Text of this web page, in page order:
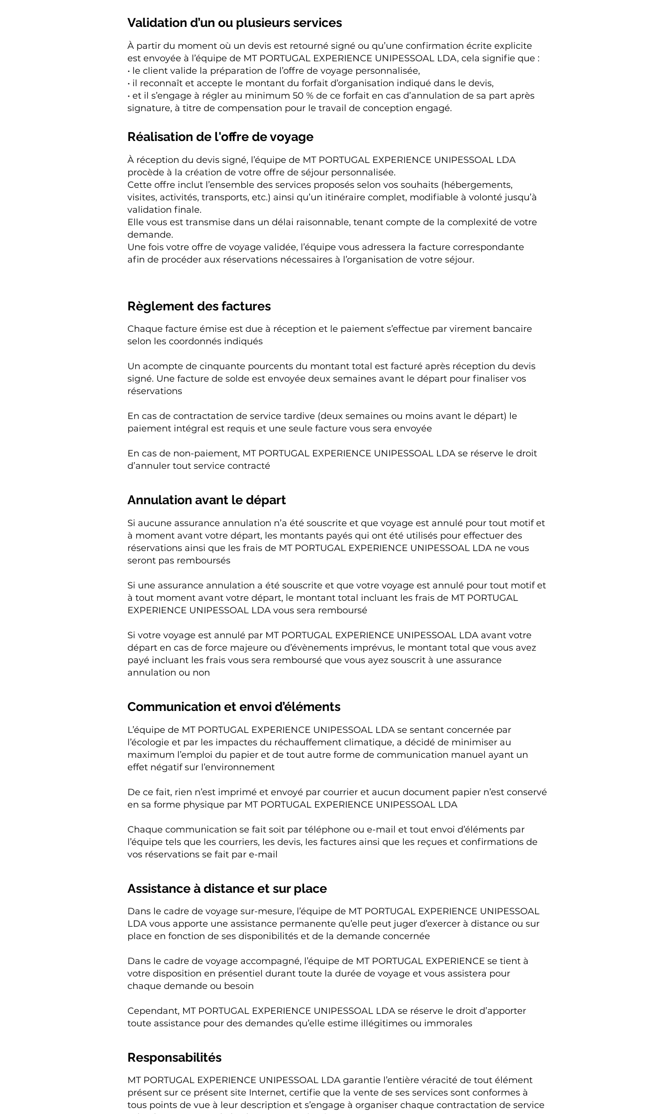
Validation d’un ou plusieurs services
À partir du moment où un devis est retourné signé ou qu’une confirmation écrite explicite
est envoyée à l’équipe de MT PORTUGAL EXPERIENCE UNIPESSOAL LDA, cela signifie que :
• le client valide la préparation de l’offre de voyage personnalisée,
• il reconnaît et accepte le montant du forfait d’organisation indiqué dans le devis,
• et il s’engage à régler au minimum 50 % de ce forfait en cas d’annulation de sa part après
signature, à titre de compensation pour le travail de conception engagé.
Réalisation de l'offre de voyage
À réception du devis signé, l’équipe de MT PORTUGAL EXPERIENCE UNIPESSOAL LDA
procède à la création de votre offre de séjour personnalisée.
Cette offre inclut l’ensemble des services proposés selon vos souhaits (hébergements,
visites, activités, transports, etc.) ainsi qu’un itinéraire complet, modifiable à volonté jusqu’à
validation finale.
Elle vous est transmise dans un délai raisonnable, tenant compte de la complexité de votre
demande.
Une fois votre offre de voyage validée, l’équipe vous adressera la facture correspondante
afin de procéder aux réservations nécessaires à l’organisation de votre séjour.
Règlement des factures
Chaque facture émise est due à réception et le paiement s’effectue par virement bancaire
selon les coordonnés indiqués
Un acompte de cinquante pourcents du montant total est facturé après réception du devis
signé. Une facture de solde est envoyée deux semaines avant le départ pour finaliser vos
réservations
En cas de contractation de service tardive (deux semaines ou moins avant le départ) le
paiement intégral est requis et une seule facture vous sera envoyée
En cas de non-paiement, MT PORTUGAL EXPERIENCE UNIPESSOAL LDA se réserve le droit
d’annuler tout service contracté
Annulation avant le départ
Si aucune assurance annulation n’a été souscrite et que voyage est annulé pour tout motif et
à moment avant votre départ, les montants payés qui ont été utilisés pour effectuer des
réservations ainsi que les frais de MT PORTUGAL EXPERIENCE UNIPESSOAL LDA ne vous
seront pas remboursés
Si une assurance annulation a été souscrite et que votre voyage est annulé pour tout motif et
à tout moment avant votre départ, le montant total incluant les frais de MT PORTUGAL
EXPERIENCE UNIPESSOAL LDA vous sera remboursé
Si votre voyage est annulé par MT PORTUGAL EXPERIENCE UNIPESSOAL LDA avant votre
départ en cas de force majeure ou d’évènements imprévus, le montant total que vous avez
payé incluant les frais vous sera remboursé que vous ayez souscrit à une assurance
annulation ou non
Communication et envoi d’éléments
L’équipe de MT PORTUGAL EXPERIENCE UNIPESSOAL LDA se sentant concernée par
l’écologie et par les impactes du réchauffement climatique, a décidé de minimiser au
maximum l’emploi du papier et de tout autre forme de communication manuel ayant un
effet négatif sur l’environnement
De ce fait, rien n’est imprimé et envoyé par courrier et aucun document papier n’est conservé
en sa forme physique par MT PORTUGAL EXPERIENCE UNIPESSOAL LDA
Chaque communication se fait soit par téléphone ou e-mail et tout envoi d’éléments par
l’équipe tels que les courriers, les devis, les factures ainsi que les reçues et confirmations de
vos réservations se fait par e-mail
Assistance à distance et sur place
Dans le cadre de voyage sur-mesure, l’équipe de MT PORTUGAL EXPERIENCE UNIPESSOAL
LDA vous apporte une assistance permanente qu’elle peut juger d’exercer à distance ou sur
place en fonction de ses disponibilités et de la demande concernée
Dans le cadre de voyage accompagné, l’équipe de MT PORTUGAL EXPERIENCE se tient à
votre disposition en présentiel durant toute la durée de voyage et vous assistera pour
chaque demande ou besoin
Cependant, MT PORTUGAL EXPERIENCE UNIPESSOAL LDA se réserve le droit d’apporter
toute assistance pour des demandes qu’elle estime illégitimes ou immorales
Responsabilités
MT PORTUGAL EXPERIENCE UNIPESSOAL LDA garantie l’entière véracité de tout élément
présent sur ce présent site Internet, certifie que la vente de ses services sont conformes à
tous points de vue à leur description et s’engage à organiser chaque contractation de service